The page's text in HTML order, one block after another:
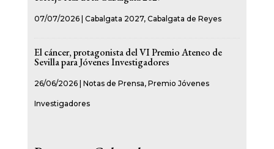
07/07/2026| Cabalgata 2027, Cabalgata de Reyes
El cáncer, protagonista del VI Premio Ateneo de
Sevilla para Jóvenes Investigadores
26/06/2026| Notas de Prensa, Premio Jóvenes
Investigadores